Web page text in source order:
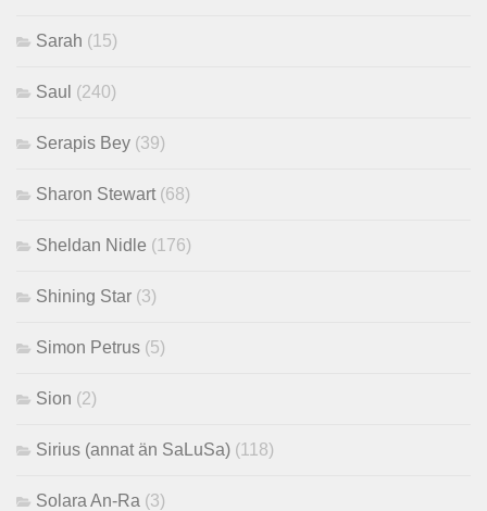
Sarah (15)
Saul (240)
Serapis Bey (39)
Sharon Stewart (68)
Sheldan Nidle (176)
Shining Star (3)
Simon Petrus (5)
Sion (2)
Sirius (annat än SaLuSa) (118)
Solara An-Ra (3)